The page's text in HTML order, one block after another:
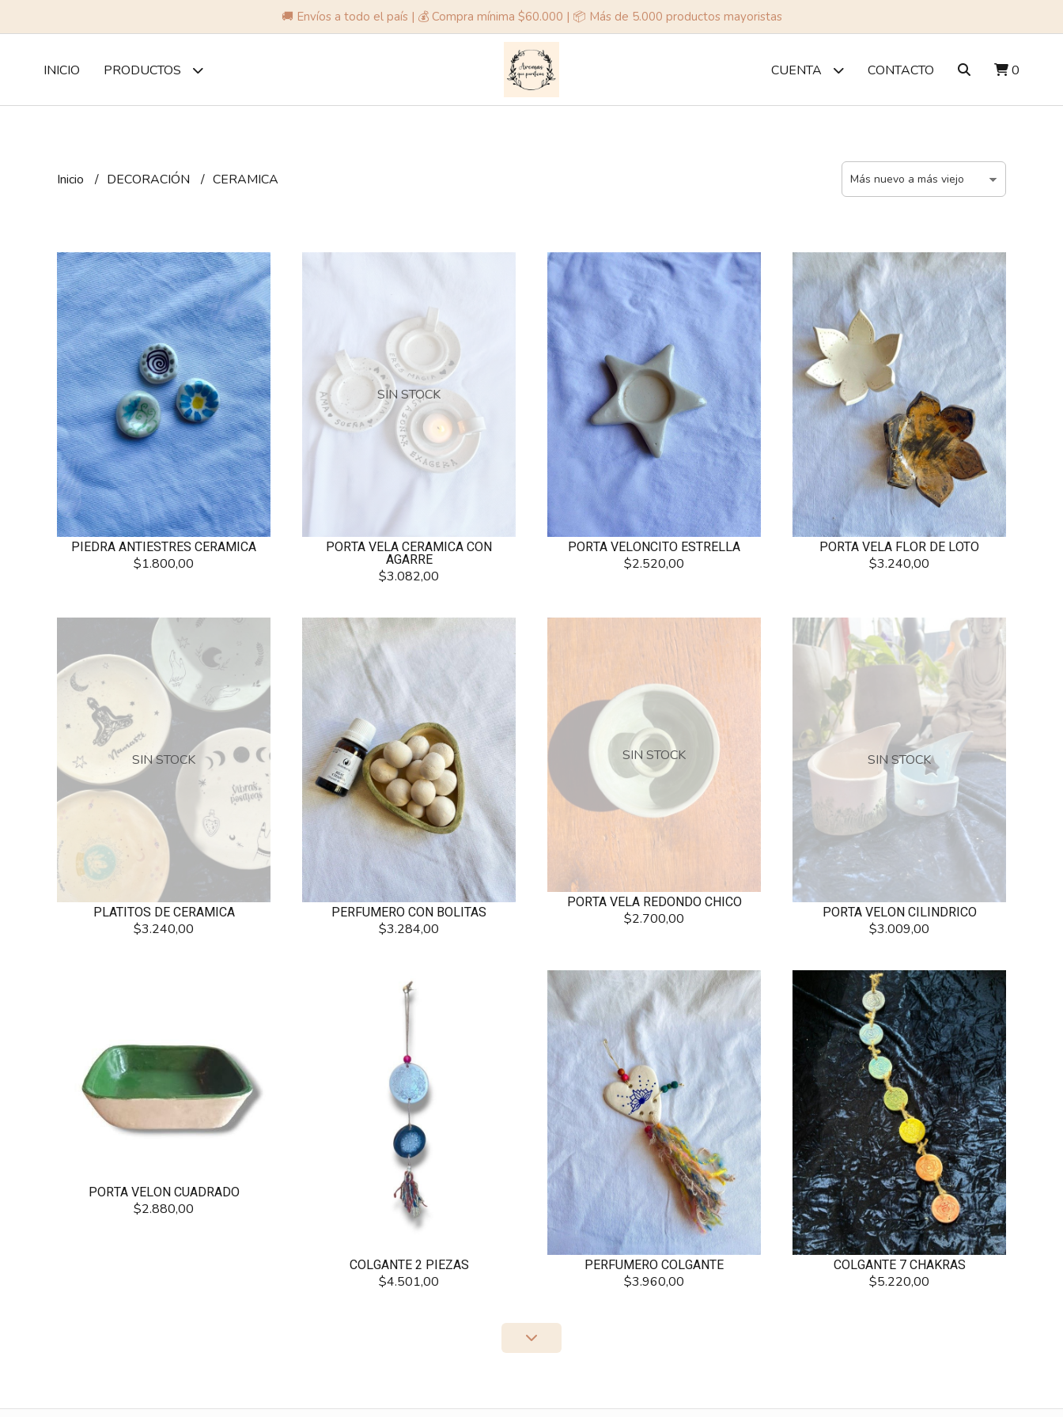
🚚 Envíos a todo el país | 💰 Compra mínima $60.000 | 📦 Más de 5.000 productos mayoristas
INICIO PRODUCTOS CUENTA CONTACTO 0
Inicio DECORACIÓN CERAMICA
PIEDRA ANTIESTRES CERAMICA
$1.800,00
SIN STOCK
PORTA VELA CERAMICA CON
AGARRE
$3.082,00
PORTA VELONCITO ESTRELLA
$2.520,00
PORTA VELA FLOR DE LOTO
$3.240,00
SIN STOCK
PLATITOS DE CERAMICA
$3.240,00
PERFUMERO CON BOLITAS
$3.284,00
SIN STOCK
PORTA VELA REDONDO CHICO
$2.700,00
SIN STOCK
PORTA VELON CILINDRICO
$3.009,00
PORTA VELON CUADRADO
$2.880,00
COLGANTE 2 PIEZAS
$4.501,00
PERFUMERO COLGANTE
$3.960,00
COLGANTE 7 CHAKRAS
$5.220,00